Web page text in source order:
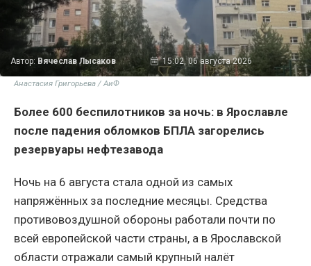
Автор: Вячеслав Лысаков 15:02, 06 августа 2026
Анастасия Григорьева / АиФ
Более 600 беспилотников за ночь: в Ярославле
после падения обломков БПЛА загорелись
резервуары нефтезавода
Ночь на 6 августа стала одной из самых
напряжённых за последние месяцы. Средства
противовоздушной обороны работали почти по
всей европейской части страны, а в Ярославской
области отражали самый крупный налёт